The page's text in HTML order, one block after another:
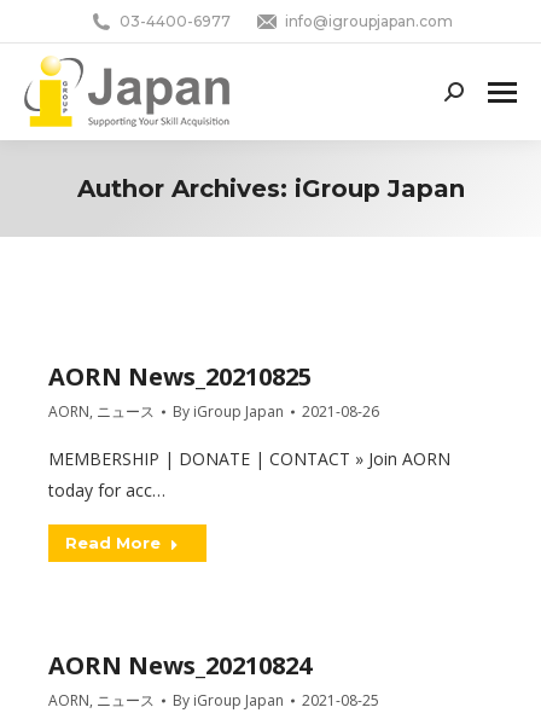
03-4400-6977 info@igroupjapan.com
Search:
Author Archives: iGroup Japan
AORN News_20210825
AORN, ニュース By iGroup Japan 2021-08-26
MEMBERSHIP | DONATE | CONTACT » Join AORN
today for acc…
Read More
AORN News_20210824
AORN, ニュース By iGroup Japan 2021-08-25